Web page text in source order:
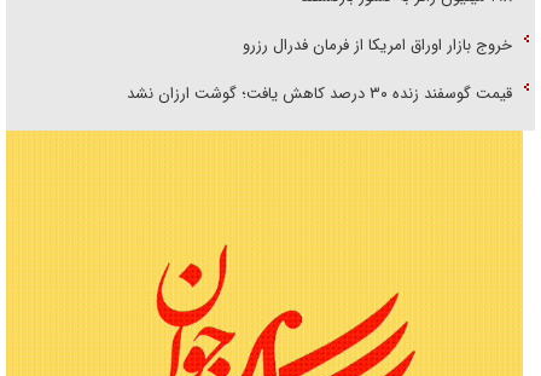
خروج بازار اوراق امریکا از فرمان فدرال رزرو
قیمت گوسفند زنده ۳۰ درصد کاهش یافت؛ گوشت ارزان نشد